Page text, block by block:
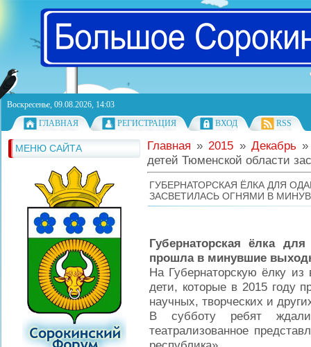
Воскресенье, 09.08.2026, 14:03
ГЛАВНАЯ
РЕГИСТРАЦИЯ ВХОД RSS
МЕНЮ САЙТА Главная »2015 » Декабрь »
детей Тюменской области
ГУБЕРНАТОРСКАЯ ЁЛКА ДЛЯ
ЗАСВЕТИЛАСЬ ОГНЯМИ В
Губернаторская ёлка
прошла в минувшие
На Губернаторскую ёлку из
дети, которые в 2015 году
научных, творческих и
В субботу ребят ждали
театрализованное